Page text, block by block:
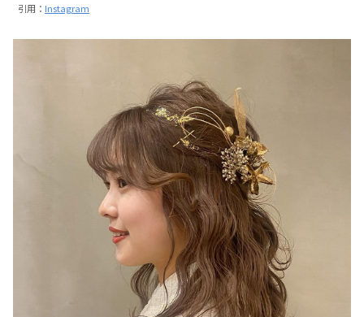
引用： Instagram